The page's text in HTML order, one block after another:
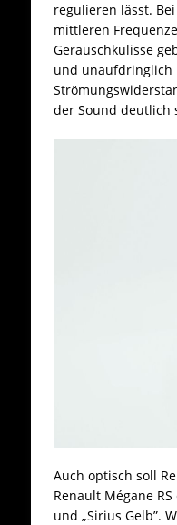
regulieren lässt.
mittleren
Geräuschkulisse
und unaufdringlich
der Sound deutlich
Auch optisch soll
Renault Mégane
und „Sirius Gelb”.